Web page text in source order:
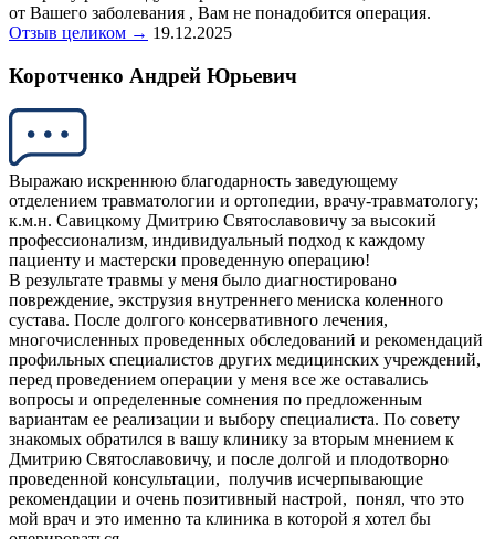
от Вашего заболевания , Вам не понадобится операция.
Отзыв целиком → 19.12.2025
Коротченко Андрей Юрьевич
Выражаю искреннюю благодарность заведующему
отделением травматологии и ортопедии, врачу-травматологу;
к.м.н. Савицкому Дмитрию Святославовичу за высокий
профессионализм, индивидуальный подход к каждому
пациенту и мастерски проведенную операцию!
В результате травмы у меня было диагностировано
повреждение, экструзия внутреннего мениска коленного
сустава. После долгого консервативного лечения,
многочисленных проведенных обследований и рекомендаций
профильных специалистов других медицинских учреждений,
перед проведением операции у меня все же оставались
вопросы и определенные сомнения по предложенным
вариантам ее реализации и выбору специалиста. По совету
знакомых обратился в вашу клинику за вторым мнением к
Дмитрию Святославовичу, и после долгой и плодотворно
проведенной консультации, получив исчерпывающие
рекомендации и очень позитивный настрой, понял, что это
мой врач и это именно та клиника в которой я хотел бы